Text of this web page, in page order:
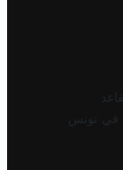
في تونس